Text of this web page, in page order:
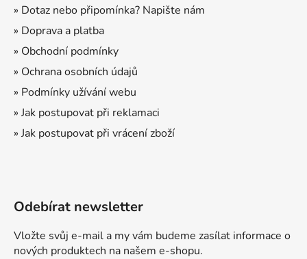
» Dotaz nebo připomínka? Napište nám
» Doprava a platba
» Obchodní podmínky
» Ochrana osobních údajů
» Podmínky užívání webu
» Jak postupovat při reklamaci
» Jak postupovat při vrácení zboží
Odebírat newsletter
Vložte svůj e-mail a my vám budeme zasílat informace o
nových produktech na našem e-shopu.